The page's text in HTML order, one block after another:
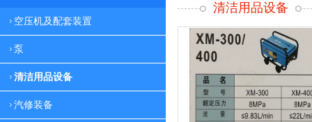
空压机及配套装置
泵
清洁用品设备
汽修装备
清洁用品设备